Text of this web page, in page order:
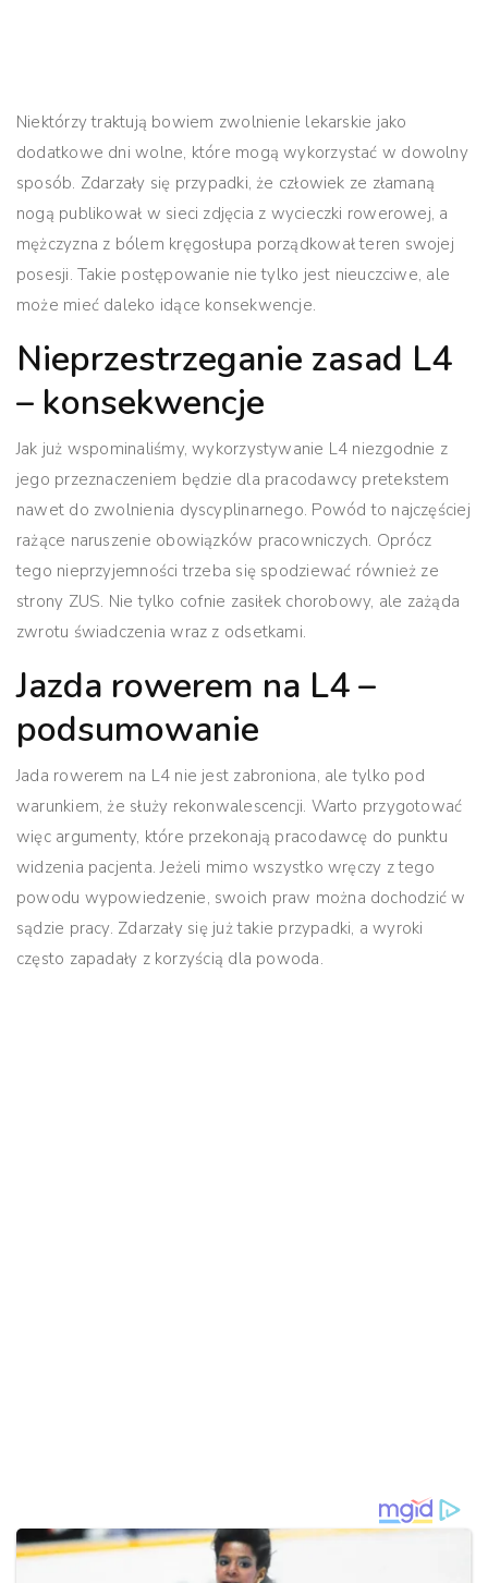
Niektórzy traktują bowiem zwolnienie lekarskie jako
dodatkowe dni wolne, które mogą wykorzystać w dowolny
sposób. Zdarzały się przypadki, że człowiek ze złamaną
nogą publikował w sieci zdjęcia z wycieczki rowerowej, a
mężczyzna z bólem kręgosłupa porządkował teren swojej
posesji. Takie postępowanie nie tylko jest nieuczciwe, ale
może mieć daleko idące konsekwencje.
Nieprzestrzeganie zasad L4
– konsekwencje
Jak już wspominaliśmy, wykorzystywanie L4 niezgodnie z
jego przeznaczeniem będzie dla pracodawcy pretekstem
nawet do zwolnienia dyscyplinarnego. Powód to najczęściej
rażące naruszenie obowiązków pracowniczych. Oprócz
tego nieprzyjemności trzeba się spodziewać również ze
strony ZUS. Nie tylko cofnie zasiłek chorobowy, ale zażąda
zwrotu świadczenia wraz z odsetkami.
Jazda rowerem na L4 –
podsumowanie
Jada rowerem na L4 nie jest zabroniona, ale tylko pod
warunkiem, że służy rekonwalescencji. Warto przygotować
więc argumenty, które przekonają pracodawcę do punktu
widzenia pacjenta. Jeżeli mimo wszystko wręczy z tego
powodu wypowiedzenie, swoich praw można dochodzić w
sądzie pracy. Zdarzały się już takie przypadki, a wyroki
często zapadały z korzyścią dla powoda.